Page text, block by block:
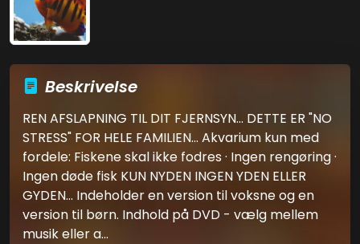
Beskrivelse
REN AFSLAPNING TIL DIT FJERNSYN... DETTE ER "NO
STRESS" FOR HELE FAMILIEN... Akvarium kun med
fordele: Fiskene skal ikke fodres · Ingen rengøring ·
Ingen døde fisk KUN NYDEN INGEN YDEN ELLER
GYDEN... Indeholder en version til voksne og en
version til børn. Indhold på DVD - vælg mellem
musik eller a...